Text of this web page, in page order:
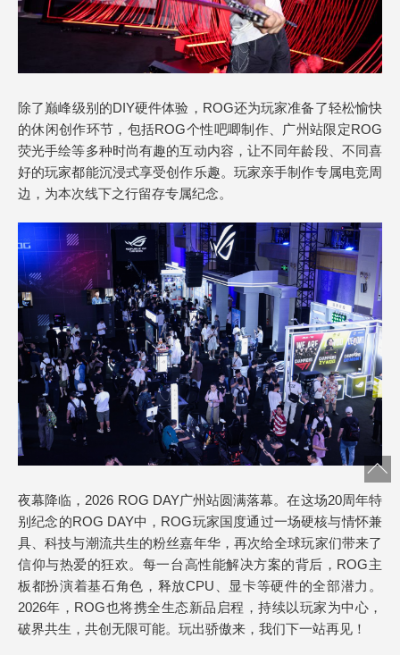
除了巅峰级别的DIY硬件体验，ROG还为玩家准备了轻松愉快
的休闲创作环节，包括ROG个性吧唧制作、广州站限定ROG
荧光手绘等多种时尚有趣的互动内容，让不同年龄段、不同喜
好的玩家都能沉浸式享受创作乐趣。玩家亲手制作专属电竞周
边，为本次线下之行留存专属纪念。
夜幕降临，2026 ROG DAY广州站圆满落幕。在这场20周年特
别纪念的ROG DAY中，ROG玩家国度通过一场硬核与情怀兼
具、科技与潮流共生的粉丝嘉年华，再次给全球玩家们带来了
信仰与热爱的狂欢。每一台高性能解决方案的背后，ROG主
板都扮演着基石角色，释放CPU、显卡等硬件的全部潜力。
2026年，ROG也将携全生态新品启程，持续以玩家为中心，
破界共生，共创无限可能。玩出骄傲来，我们下一站再见！